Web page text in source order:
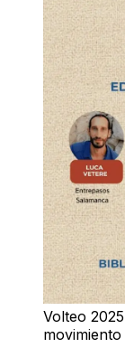
Volteo
movimiento